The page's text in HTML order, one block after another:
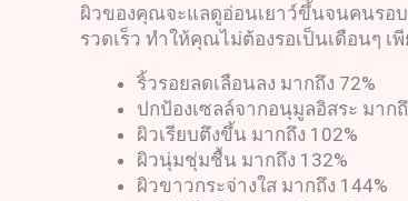
ผิวของคุณจะแลดูอ่อนเยาว์ขึ้นจนคนรอบ
รวดเร็ว ทำให้คุณไม่ต้องรอเป็นเดือนๆ เ
ริ้วรอยลดเลือนลง มากถึง 72%
ปกป้องเซลล์จากอนุมูลอิสระ มากถึ
ผิวเรียบตึงขึ้น มากถึง 102%
ผิวนุ่มชุ่มชื้น มากถึง 132%
ผิวขาวกระจ่างใส มากถึง 144%